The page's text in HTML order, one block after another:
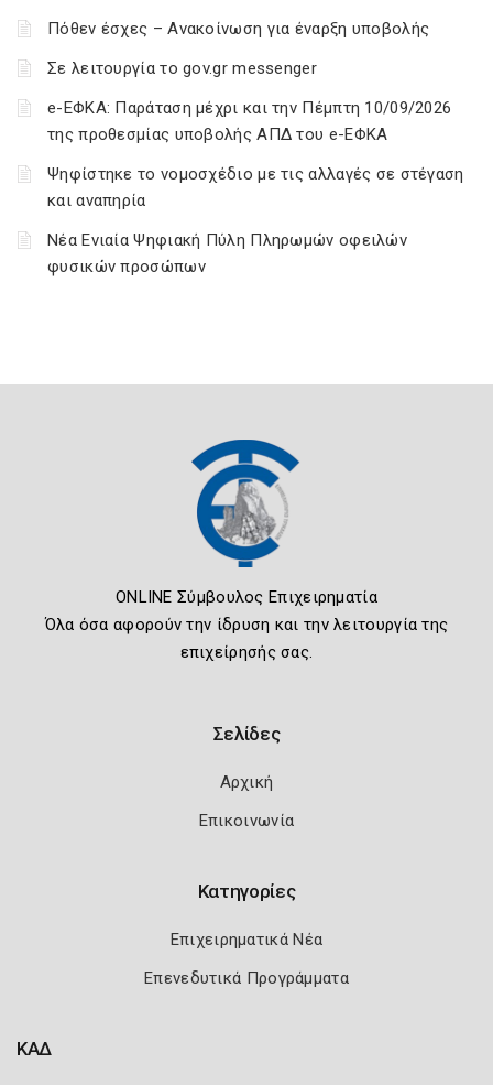
Πόθεν έσχες – Ανακοίνωση για έναρξη υποβολής
Σε λειτουργία το gov.gr messenger
e-ΕΦΚΑ: Παράταση μέχρι και την Πέμπτη 10/09/2026
της προθεσμίας υποβολής ΑΠΔ του e-ΕΦΚΑ
Ψηφίστηκε το νομοσχέδιο με τις αλλαγές σε στέγαση
και αναπηρία
Νέα Ενιαία Ψηφιακή Πύλη Πληρωμών οφειλών
φυσικών προσώπων
ONLINE Σύμβουλος Επιχειρηματία
Όλα όσα αφορούν την ίδρυση και την λειτουργία της
επιχείρησής σας.
Σελίδες
Αρχική
Επικοινωνία
Κατηγορίες
Επιχειρηματικά Νέα
Επενεδυτικά Προγράμματα
ΚΑΔ